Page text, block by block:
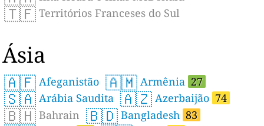
🇹🇫 Territórios Franceses do Sul
Ásia
🇦🇫 Afeganistão 🇦🇲 Armênia 27
🇸🇦 Arábia Saudita 🇦🇿 Azerbaijão 74
🇧🇭 Bahrain 🇧🇩 Bangladesh 83